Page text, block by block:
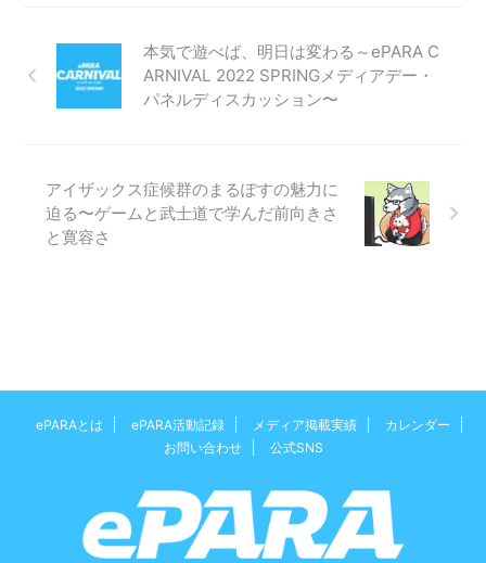
本気で遊べば、明日は変わる～ePARA C
ARNIVAL 2022 SPRINGメディアデー・
パネルディスカッション〜
アイザックス症候群のまるぽすの魅力に
迫る〜ゲームと武士道で学んだ前向きさ
と寛容さ
ePARAとは ePARA活動記録 メディア掲載実績
カレンダー
お問い合わせ
公式SNS